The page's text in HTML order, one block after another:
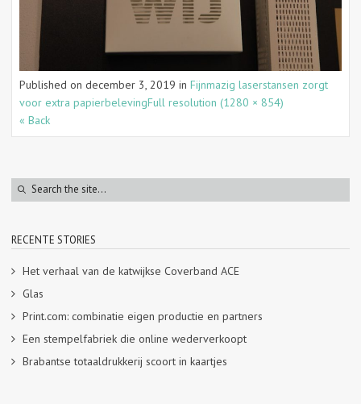
Published on december 3, 2019 in Fijnmazig laserstansen zorgt
voor extra papierbelevingFull resolution (1280 × 854)
« Back
RECENTE STORIES
Het verhaal van de katwijkse Coverband ACE
Glas
Print.com: combinatie eigen productie en partners
Een stempelfabriek die online wederverkoopt
Brabantse totaaldrukkerij scoort in kaartjes